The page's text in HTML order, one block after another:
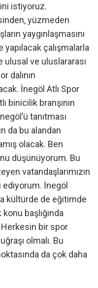
istiyoruz.
yüzmeden
yaygınlaşmasını
çalışmalarla
ulusal ve uluslararası
dalının
İnegöl Atlı Spor
binicilik branşının
tanıtması
da bu alandan
olacak. Ben
düşünüyorum. Bu
vatandaşlarımızın
ediyorum. İnegöl
kültürde de eğitimde
başlığında
Herkesin bir spor
olmalı. Bu
da çok daha